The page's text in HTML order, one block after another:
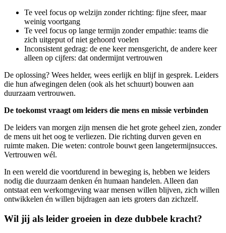
Te veel focus op welzijn zonder richting: fijne sfeer, maar
weinig voortgang
Te veel focus op lange termijn zonder empathie: teams die
zich uitgeput of niet gehoord voelen
Inconsistent gedrag: de ene keer mensgericht, de andere keer
alleen op cijfers: dat ondermijnt vertrouwen
De oplossing? Wees helder, wees eerlijk en blijf in gesprek. Leiders
die hun afwegingen delen (ook als het schuurt) bouwen aan
duurzaam vertrouwen.
De toekomst vraagt om leiders die mens en missie verbinden
De leiders van morgen zijn mensen die het grote geheel zien, zonder
de mens uit het oog te verliezen. Die richting durven geven en
ruimte maken. Die weten: controle bouwt geen langetermijnsucces.
Vertrouwen wél.
In een wereld die voortdurend in beweging is, hebben we leiders
nodig die duurzaam denken én humaan handelen. Alleen dan
ontstaat een werkomgeving waar mensen willen blijven, zich willen
ontwikkelen én willen bijdragen aan iets groters dan zichzelf.
Wil jij als leider groeien in deze dubbele kracht?